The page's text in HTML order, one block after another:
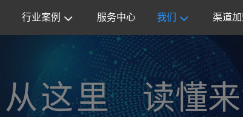
行业案例 服务中心 我们 渠道
从这里 读懂